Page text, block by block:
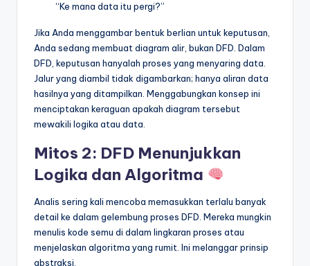
“Ke mana data itu pergi?”
Jika Anda menggambar bentuk berlian untuk keputusan,
Anda sedang membuat diagram alir, bukan DFD. Dalam
DFD, keputusan hanyalah proses yang menyaring data.
Jalur yang diambil tidak digambarkan; hanya aliran data
hasilnya yang ditampilkan. Menggabungkan konsep ini
menciptakan keraguan apakah diagram tersebut
mewakili logika atau data.
Mitos 2: DFD Menunjukkan
Logika dan Algoritma
Analis sering kali mencoba memasukkan terlalu banyak
detail ke dalam gelembung proses DFD. Mereka mungkin
menulis kode semu di dalam lingkaran proses atau
menjelaskan algoritma yang rumit. Ini melanggar prinsip
abstraksi.